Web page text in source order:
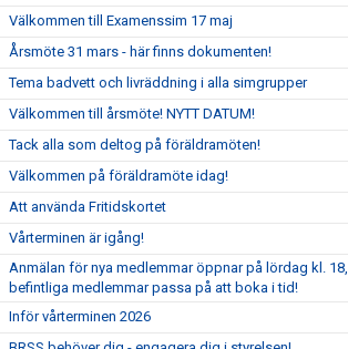
Välkommen till Examenssim 17 maj
Årsmöte 31 mars - här finns dokumenten!
Tema badvett och livräddning i alla simgrupper
Välkommen till årsmöte! NYTT DATUM!
Tack alla som deltog på föräldramöten!
Välkommen på föräldramöte idag!
Att använda Fritidskortet
Vårterminen är igång!
Anmälan för nya medlemmar öppnar på lördag kl. 18,
befintliga medlemmar passa på att boka i tid!
Inför vårterminen 2026